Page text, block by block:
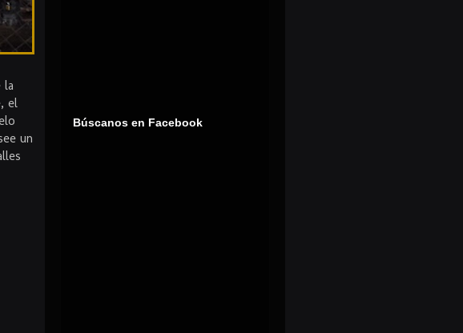
la
el
un
Búscanos en Facebook